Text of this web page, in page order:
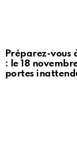
Préparez-vous
: le 18
portes